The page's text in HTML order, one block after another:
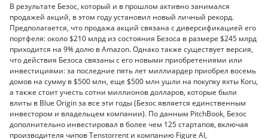
В результате Безос, который и в прошлом активно занимался
продажей акций, в этом году установил новый личный рекорд.
Предполагается, что продажа акций связана с диверсификацией его
портфеля: около $210 млрд из состояния Безоса в размере $245 млрд
приходится на 9% долю в Amazon. Однако также существует версия,
что действия Безоса связаны с его новыми приобретениями или
инвестициями: за последние пять лет миллиардер приобрел восемь
домов на сумму в $500 млн, еще $500 млн ушли на покупку яхты Koru,
а также стоит учесть сотни миллионов долларов, которые были
влиты в Blue Origin за все эти годы (Безос является единственным
инвестором и владельцем компании). По данным PitchBook, Безос
дополнительно инвестировал в более чем 125 стартапов, включая
производителя чипов Tenstorrent и компанию Figure AI,